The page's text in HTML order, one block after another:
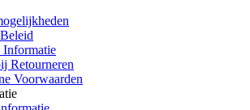
Informatie
Retourneren
Voorwaarden